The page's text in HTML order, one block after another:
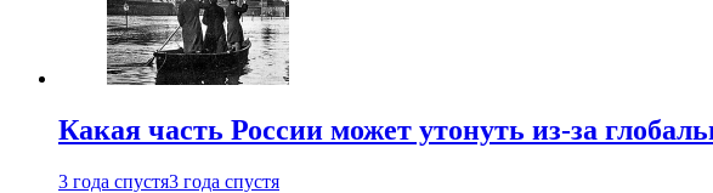
Какая часть России может утонуть из-за
3 года спустя3 года спустя